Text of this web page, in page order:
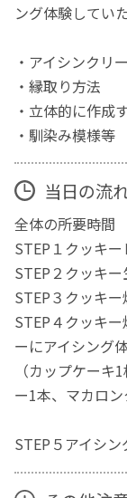
ング体験してい
・アイシンクリ
・縁取り方法
・立体的に作成
・馴染み模様等
当日の流
全体の所要時間
STEP１クッキ
STEP２クッキ
STEP３クッ
STEP４クッキ
ーにアイシング
（カップケー
ー1本、マカ
STEP５アイシ